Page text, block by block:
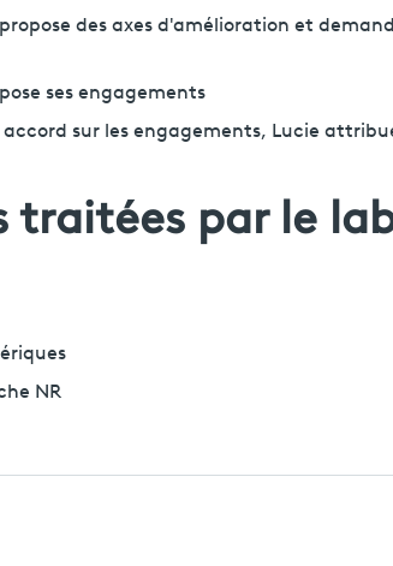
des axes d'amélioration et
ses engagements
sur les engagements, Lucie
traitées par le
NR